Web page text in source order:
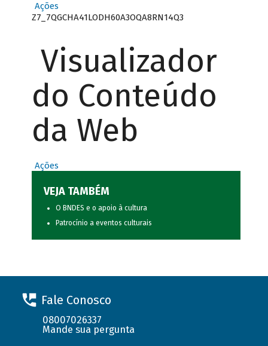
Ações
Z7_7QGCHA41LODH60A3OQA8RN14Q3
Visualizador
do Conteúdo
da Web
Ações
VEJA TAMBÉM
O BNDES e o apoio à cultura
Patrocínio a eventos culturais
Fale Conosco
08007026337
Mande sua pergunta